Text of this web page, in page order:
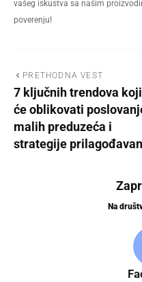
vašeg iskustva sa našim
poverenju!
PRETHODNA VEST
7 ključnih trendova koji
će oblikovati
malih preduzeća i
strategije
Na